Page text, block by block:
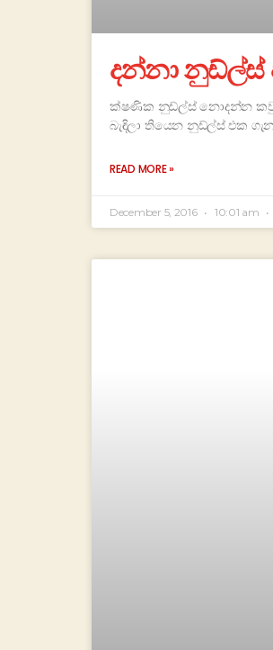
දන්නා
ක්ෂණික නුඩ්ල්ස් නොදන්න
බැඳිලා තියෙන නුඩ්ල්ස් එක
READ MORE »
December 5, 2016 10:01 am